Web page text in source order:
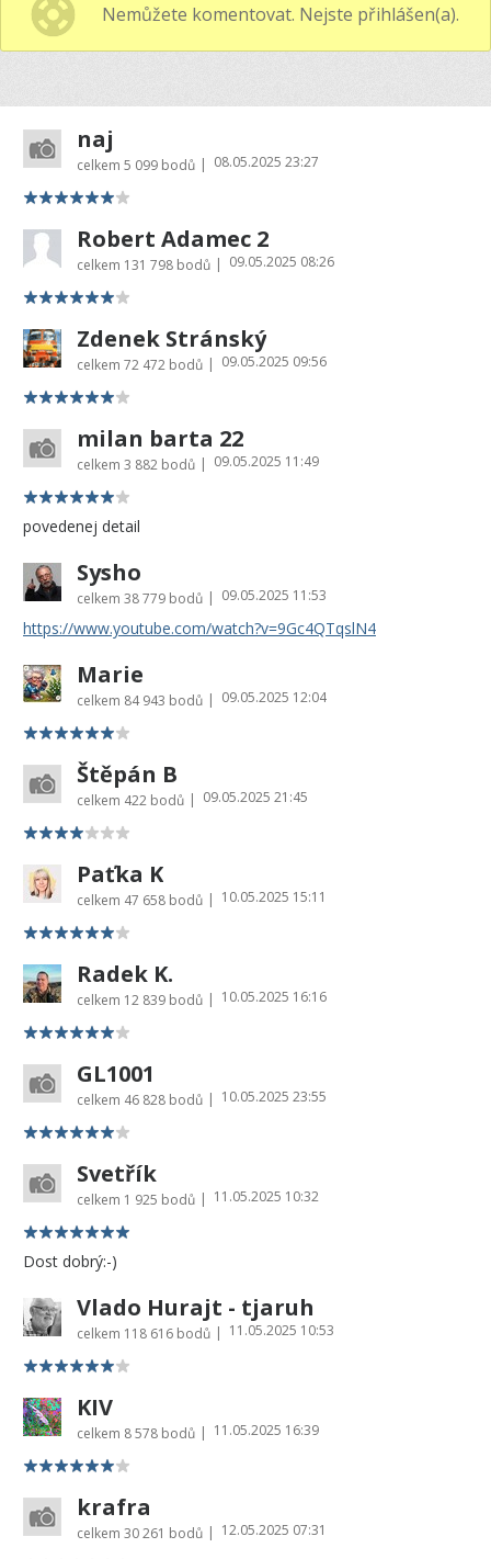
Nemůžete komentovat. Nejste přihlášen(a).
naj
celkem 5 099 bodů 08.05.2025 23:27
Robert Adamec 2
celkem 131 798 bodů 09.05.2025 08:26
Zdenek Stránský
celkem 72 472 bodů 09.05.2025 09:56
milan barta 22
celkem 3 882 bodů 09.05.2025 11:49
povedenej detail
Sysho
celkem 38 779 bodů 09.05.2025 11:53
https://www.youtube.com/watch?v=9Gc4QTqslN4
Marie
celkem 84 943 bodů 09.05.2025 12:04
Štěpán B
celkem 422 bodů 09.05.2025 21:45
Paťka K
celkem 47 658 bodů 10.05.2025 15:11
Radek K.
celkem 12 839 bodů 10.05.2025 16:16
GL1001
celkem 46 828 bodů 10.05.2025 23:55
Svetřík
celkem 1 925 bodů 11.05.2025 10:32
Dost dobrý:-)
Vlado Hurajt - tjaruh
celkem 118 616 bodů 11.05.2025 10:53
KIV
celkem 8 578 bodů 11.05.2025 16:39
krafra
celkem 30 261 bodů 12.05.2025 07:31